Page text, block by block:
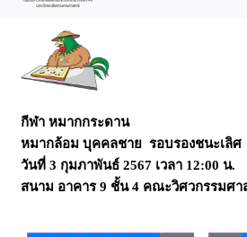
กีฬา หมากกระดาน
หมากล้อม บุคคลชาย รอบรองชนะเลิ
วันที่ 3 กุมภาพันธ์ 2567 เวลา 12:00 น.
สนาม อาคาร 9 ชั้น 4 คณะวิศวกรรมศ